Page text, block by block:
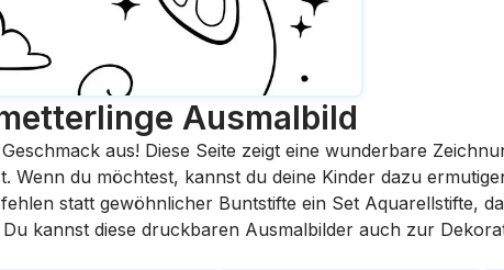
Ausmalbild
aus! Diese Seite zeigt eine wunderbare
Wenn du möchtest, kannst du deine Kinder dazu
statt gewöhnlicher Buntstifte ein Set Aquarellstifte, da
kannst diese druckbaren Ausmalbilder auch zur